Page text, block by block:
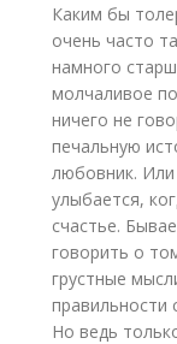
Каким бы
очень часто
намного
молчаливое
ничего не
печальную
любовник. Или
улыбается,
счастье.
говорить о
грустные
правильности
Но ведь